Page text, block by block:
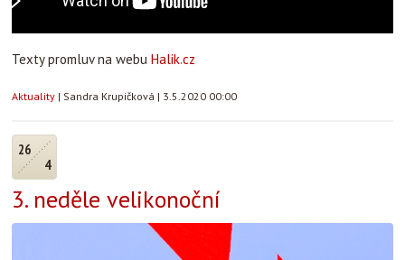
Texty promluv na webu Halik.cz
Aktuality | Sandra Krupičková | 3.5.2020 00:00
26
4
3. neděle velikonoční